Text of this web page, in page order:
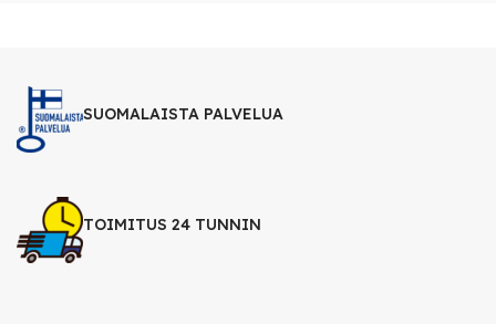
SUOMALAISTA PALVELUA
TOIMITUS 24 TUNNIN